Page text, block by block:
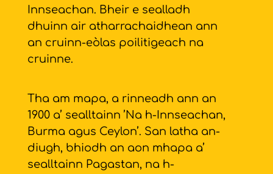
Innseachan. Bheir e sealladh
dhuinn air atharrachaidhean ann
an cruinn-eòlas poilitigeach na
cruinne.
Tha am mapa, a rinneadh ann an
1900 a’ sealltainn ’Na h-Innseachan,
Burma agus Ceylon’. San latha an-
diugh, bhiodh an aon mhapa a’
sealltainn Pagastan, na h-